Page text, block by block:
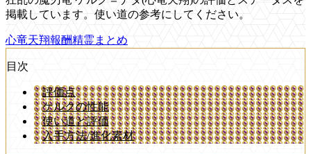
掲載しています。使い道の参考にしてください。
心竜天翔報酬精霊まとめ
目次
評価点
ケルクの性能
使い道と評価
入手方法/進化素材